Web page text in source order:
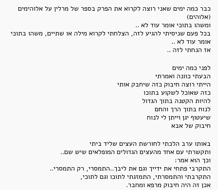
כבר כמה ימים שאני רוצה לקרוא את הפרק בספר של מרלין על אלוהימים
(אלוהים)
ומשהו בתוכי אומר עוד לא ..
בכל פעם שניסיתי להגיע לזה, הצלחתי לקרוא מילה או שתיים, משהו בתוכי
אומר עוד לא ..
אז הנחתי לזה ..
לפני כמה ימים
הבעתי כוונה ואמרתי
הייתי רוצה חיבוק כזה שיחבק אותי
כזה שאוכל לשקוע בתוכו
להיות הקטנה בתוך הגדול
לנוח בתוך הרך והחם
שיעטוף יגן וייתן לי לנוח
חיבוק של אבא
באותו ערב הלכתי לחורשת העצים שליד ביתי
ותקשרתי עם אחד מהעצים הגדולים המופלאים שיש שם..
וכך הוא אמר:
התקרבי פתחי את ידייך וגם את ליבך..התמסרי, רק התמסרי..
התקרבתי והתמסרתי, התמזגתי לתוכו וגם לתוכי,
אכן זה היה חיבוק מרפא ומחבר.